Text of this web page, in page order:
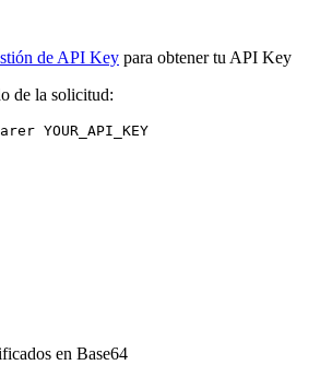
de API Key para obtener tu API Key
de la solicitud:
YOUR_API_KEY
en Base64